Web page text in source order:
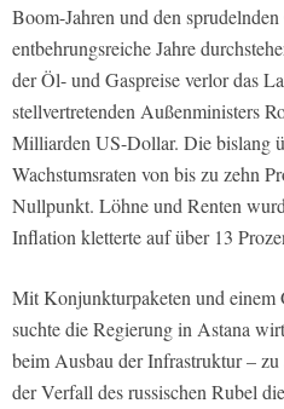
Boom-Jahren und den
entbehrungsreiche Jahre
der Öl- und Gaspreise verlor das
stellvertretenden Außenministers
Milliarden US-Dollar. Die bislang
Wachstumsraten von bis zu zehn
Nullpunkt. Löhne und Renten
Inflation kletterte auf über 13
Mit Konjunkturpaketen und
suchte die Regierung in Astana
beim Ausbau der Infrastruktur –
der Verfall des russischen Rubel